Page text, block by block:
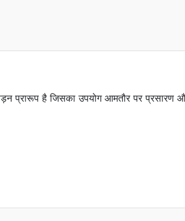
प्रारूप है जिसका उपयोग आमतौर पर प्रसारण